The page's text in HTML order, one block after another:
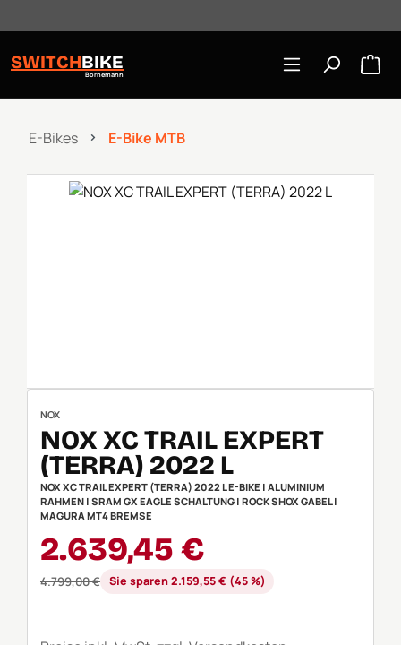
SWITCHBIKE
Bornemann
E-Bikes E-Bike MTB
Bildergalerie überspringen
NOX
NOX XC TRAIL EXPERT
(TERRA) 2022 L
NOX XC TRAIL EXPERT (TERRA) 2022 L E-BIKE | ALUMINIUM
RAHMEN | SRAM GX EAGLE SCHALTUNG | ROCK SHOX GABEL |
MAGURA MT4 BREMSE
Verkaufspreis:
2.639,45 €
Regulärer Preis:
4.799,00 € Sie sparen 2.159,55 € (45 %)